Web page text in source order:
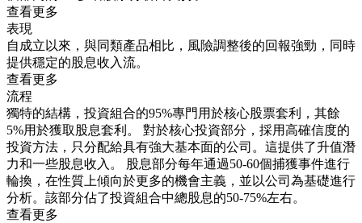
查看更多
表現
自成立以來，與同類產品相比，風險調整後的回報強勁，同時
提供穩定的股息收入流。
查看更多
流程
獨特的結構，投資組合的95%專門用於核心股票套利，其餘
5%用於獲取股息套利。 對於核心投資部分，採用高確信度的
投資方法，只分配給具有強大基本面的公司。這提供了升值潛
力和一些股息收入。 股息部分每年通過50-60個捕獲事件進行
輪換，在性質上傾向於更多的機會主義，並以公司為基礎進行
分析。該部分佔了投資組合中總股息的50-75%左右。
查看更多